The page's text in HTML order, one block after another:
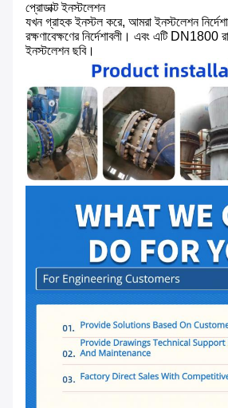
প্রোডাক্ট ইনস্টলেশন
যখন গ্রাহক ইনস্টল করে, আমরা ইনস্টলেশন
রক্ষণাবেক্ষণের নির্দেশাবলী। এবং এটি DN1800
ইনস্টলেশন ছবি।